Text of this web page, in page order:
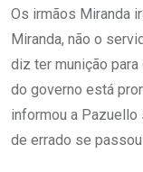
Os irmãos Miranda
Miranda, não o
diz ter munição para
do governo está
informou a Pazuello
de errado se